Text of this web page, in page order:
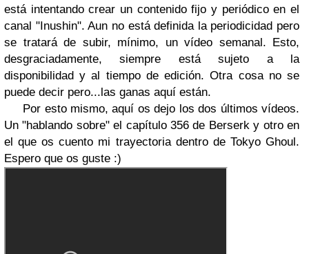
está intentando crear un contenido fijo y periódico en el
canal "Inushin". Aun no está definida la periodicidad pero
se tratará de subir, mínimo, un vídeo semanal. Esto,
desgraciadamente, siempre está sujeto a la
disponibilidad y al tiempo de edición. Otra cosa no se
puede decir pero...las ganas aquí están.
Por esto mismo, aquí os dejo los dos últimos vídeos.
Un "hablando sobre" el capítulo 356 de Berserk y otro en
el que os cuento mi trayectoria dentro de Tokyo Ghoul.
Espero que os guste :)